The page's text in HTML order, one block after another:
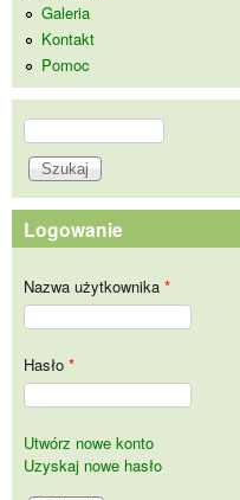
Galeria
Kontakt
Pomoc
Formularz
Szukaj
Logowanie
Nazwa użytkownika *
Hasło *
Utwórz nowe konto
Uzyskaj nowe hasło